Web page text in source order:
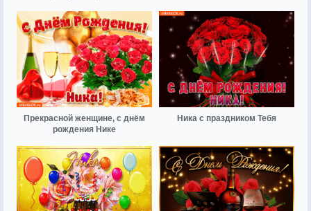
Прекрасной женщине, с днём
рождения Нике
Ника с праздником Тебя